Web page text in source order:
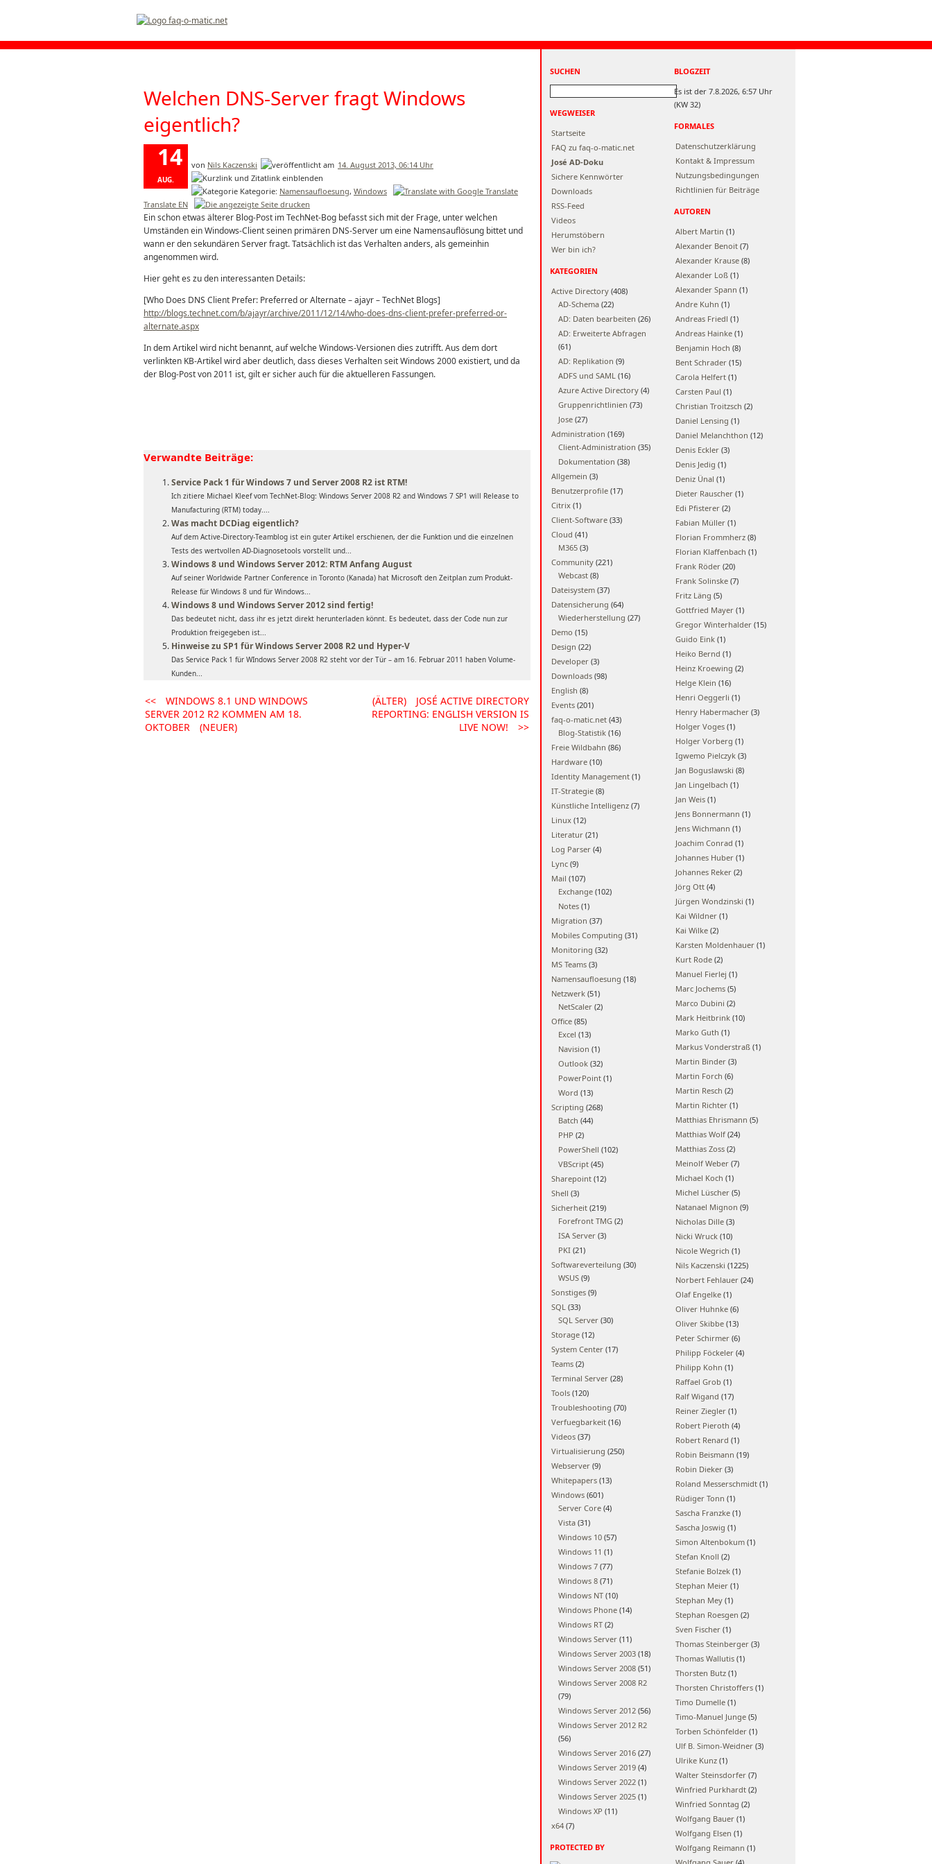
Welchen DNS-Server fragt Windows
eigentlich?
14
AUG.
von Nils Kaczenski 14. August 2013, 06:14 Uhr
Kategorie: Namensaufloesung, Windows
Translate EN
Ein schon etwas älterer Blog-Post im TechNet-Bog befasst sich mit der Frage, unter welchen
Umständen ein Windows-Client seinen primären DNS-Server um eine Namensauflösung bittet und
wann er den sekundären Server fragt. Tatsächlich ist das Verhalten anders, als gemeinhin
angenommen wird.
Hier geht es zu den interessanten Details:
[Who Does DNS Client Prefer: Preferred or Alternate – ajayr – TechNet Blogs]
http://blogs.technet.com/b/ajayr/archive/2011/12/14/who-does-dns-client-prefer-preferred-or-
alternate.aspx
In dem Artikel wird nicht benannt, auf welche Windows-Versionen dies zutrifft. Aus dem dort
verlinkten KB-Artikel wird aber deutlich, dass dieses Verhalten seit Windows 2000 existiert, und da
der Blog-Post von 2011 ist, gilt er sicher auch für die aktuelleren Fassungen.
Verwandte Beiträge:
Service Pack 1 für Windows 7 und Server 2008 R2 ist RTM!
Ich zitiere Michael Kleef vom TechNet-Blog: Windows Server 2008 R2 and Windows 7 SP1 will Release to
Manufacturing (RTM) today....
Was macht DCDiag eigentlich?
Auf dem Active-Directory-Teamblog ist ein guter Artikel erschienen, der die Funktion und die einzelnen
Tests des wertvollen AD-Diagnosetools vorstellt und...
Windows 8 und Windows Server 2012: RTM Anfang August
Auf seiner Worldwide Partner Conference in Toronto (Kanada) hat Microsoft den Zeitplan zum Produkt-
Release für Windows 8 und für Windows...
Windows 8 und Windows Server 2012 sind fertig!
Das bedeutet nicht, dass ihr es jetzt direkt herunterladen könnt. Es bedeutet, dass der Code nun zur
Produktion freigegeben ist...
Hinweise zu SP1 für Windows Server 2008 R2 und Hyper-V
Das Service Pack 1 für WIndows Server 2008 R2 steht vor der Tür – am 16. Februar 2011 haben Volume-
Kunden...
<<
WINDOWS 8.1 UND WINDOWS
SERVER 2012 R2 KOMMEN AM 18.
OKTOBER
(NEUER)
(ÄLTER)
JOSÉ ACTIVE DIRECTORY
REPORTING: ENGLISH VERSION IS
LIVE NOW!
>>
SUCHEN
WEGWEISER
Startseite
FAQ zu faq-o-matic.net
José AD-Doku
Sichere Kennwörter
Downloads
RSS-Feed
Videos
Herumstöbern
Wer bin ich?
KATEGORIEN
Active Directory (408)
AD-Schema (22)
AD: Daten bearbeiten (26)
AD: Erweiterte Abfragen
(61)
AD: Replikation (9)
ADFS und SAML (16)
Azure Active Directory (4)
Gruppenrichtlinien (73)
Jose (27)
Administration (169)
Client-Administration (35)
Dokumentation (38)
Allgemein (3)
Benutzerprofile (17)
Citrix (1)
Client-Software (33)
Cloud (41)
M365 (3)
Community (221)
Webcast (8)
Dateisystem (37)
Datensicherung (64)
Wiederherstellung (27)
Demo (15)
Design (22)
Developer (3)
Downloads (98)
English (8)
Events (201)
faq-o-matic.net (43)
Blog-Statistik (16)
Freie Wildbahn (86)
Hardware (10)
Identity Management (1)
IT-Strategie (8)
Künstliche Intelligenz (7)
Linux (12)
Literatur (21)
Log Parser (4)
Lync (9)
Mail (107)
Exchange (102)
Notes (1)
Migration (37)
Mobiles Computing (31)
Monitoring (32)
MS Teams (3)
Namensaufloesung (18)
Netzwerk (51)
NetScaler (2)
Office (85)
Excel (13)
Navision (1)
Outlook (32)
PowerPoint (1)
Word (13)
Scripting (268)
Batch (44)
PHP (2)
PowerShell (102)
VBScript (45)
Sharepoint (12)
Shell (3)
Sicherheit (219)
Forefront TMG (2)
ISA Server (3)
PKI (21)
Softwareverteilung (30)
WSUS (9)
Sonstiges (9)
SQL (33)
SQL Server (30)
Storage (12)
System Center (17)
Teams (2)
Terminal Server (28)
Tools (120)
Troubleshooting (70)
Verfuegbarkeit (16)
Videos (37)
Virtualisierung (250)
Webserver (9)
Whitepapers (13)
Windows (601)
Server Core (4)
Vista (31)
Windows 10 (57)
Windows 11 (1)
Windows 7 (77)
Windows 8 (71)
Windows NT (10)
Windows Phone (14)
Windows RT (2)
Windows Server (11)
Windows Server 2003 (18)
Windows Server 2008 (51)
Windows Server 2008 R2
(79)
Windows Server 2012 (56)
Windows Server 2012 R2
(56)
Windows Server 2016 (27)
Windows Server 2019 (4)
Windows Server 2022 (1)
Windows Server 2025 (1)
Windows XP (11)
x64 (7)
PROTECTED BY
BLOGZEIT
Es ist der 7.8.2026, 6:57 Uhr
(KW 32)
FORMALES
Datenschutzerklärung
Kontakt & Impressum
Nutzungsbedingungen
Richtlinien für Beiträge
AUTOREN
Albert Martin (1)
Alexander Benoit (7)
Alexander Krause (8)
Alexander Loß (1)
Alexander Spann (1)
Andre Kuhn (1)
Andreas Friedl (1)
Andreas Hainke (1)
Benjamin Hoch (8)
Bent Schrader (15)
Carola Helfert (1)
Carsten Paul (1)
Christian Troitzsch (2)
Daniel Lensing (1)
Daniel Melanchthon (12)
Denis Eckler (3)
Denis Jedig (1)
Deniz Ünal (1)
Dieter Rauscher (1)
Edi Pfisterer (2)
Fabian Müller (1)
Florian Frommherz (8)
Florian Klaffenbach (1)
Frank Röder (20)
Frank Solinske (7)
Fritz Läng (5)
Gottfried Mayer (1)
Gregor Winterhalder (15)
Guido Eink (1)
Heiko Bernd (1)
Heinz Kroewing (2)
Helge Klein (16)
Henri Oeggerli (1)
Henry Habermacher (3)
Holger Voges (1)
Holger Vorberg (1)
Igwemo Pielczyk (3)
Jan Boguslawski (8)
Jan Lingelbach (1)
Jan Weis (1)
Jens Bonnermann (1)
Jens Wichmann (1)
Joachim Conrad (1)
Johannes Huber (1)
Johannes Reker (2)
Jörg Ott (4)
Jürgen Wondzinski (1)
Kai Wildner (1)
Kai Wilke (2)
Karsten Moldenhauer (1)
Kurt Rode (2)
Manuel Fierlej (1)
Marc Jochems (5)
Marco Dubini (2)
Mark Heitbrink (10)
Marko Guth (1)
Markus Vonderstraß (1)
Martin Binder (3)
Martin Forch (6)
Martin Resch (2)
Martin Richter (1)
Matthias Ehrismann (5)
Matthias Wolf (24)
Matthias Zoss (2)
Meinolf Weber (7)
Michael Koch (1)
Michel Lüscher (5)
Natanael Mignon (9)
Nicholas Dille (3)
Nicki Wruck (10)
Nicole Wegrich (1)
Nils Kaczenski (1225)
Norbert Fehlauer (24)
Olaf Engelke (1)
Oliver Huhnke (6)
Oliver Skibbe (13)
Peter Schirmer (6)
Philipp Föckeler (4)
Philipp Kohn (1)
Raffael Grob (1)
Ralf Wigand (17)
Reiner Ziegler (1)
Robert Pieroth (4)
Robert Renard (1)
Robin Beismann (19)
Robin Dieker (3)
Roland Messerschmidt (1)
Rüdiger Tonn (1)
Sascha Franzke (1)
Sascha Joswig (1)
Simon Altenbokum (1)
Stefan Knoll (2)
Stefanie Bolzek (1)
Stephan Meier (1)
Stephan Mey (1)
Stephan Roesgen (2)
Sven Fischer (1)
Thomas Steinberger (3)
Thomas Wallutis (1)
Thorsten Butz (1)
Thorsten Christoffers (1)
Timo Dumelle (1)
Timo-Manuel Junge (5)
Torben Schönfelder (1)
Ulf B. Simon-Weidner (3)
Ulrike Kunz (1)
Walter Steinsdorfer (7)
Winfried Purkhardt (2)
Winfried Sonntag (2)
Wolfgang Bauer (1)
Wolfgang Elsen (1)
Wolfgang Reimann (1)